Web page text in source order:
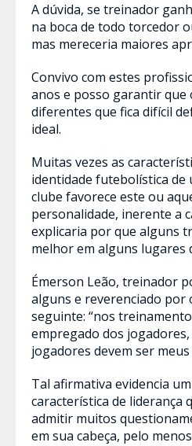
A dúvida, se treinador
na boca de todo torcedor
mas mereceria maiores
Convivo com estes
anos e posso garantir que
diferentes que fica difícil
ideal.
Muitas vezes as
identidade futebolística de
clube favorece este ou
personalidade, inerente a
explicaria por que alguns
melhor em alguns lugares
Émerson Leão, treinador
alguns e reverenciado
seguinte: “nos
empregado dos
jogadores devem ser
Tal afirmativa evidencia
característica de liderança
admitir muitos
em sua cabeça, pelo